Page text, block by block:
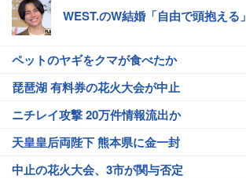
WEST.のW結婚「自由で頭抱える」
ペットのヤギをクマが食べたか
琵琶湖 有料券の花火大会が中止
ニチレイ攻撃 20万件情報流出か
天皇皇后両陛下 熊本県に金一封
中止の花火大会、3市が関与否定